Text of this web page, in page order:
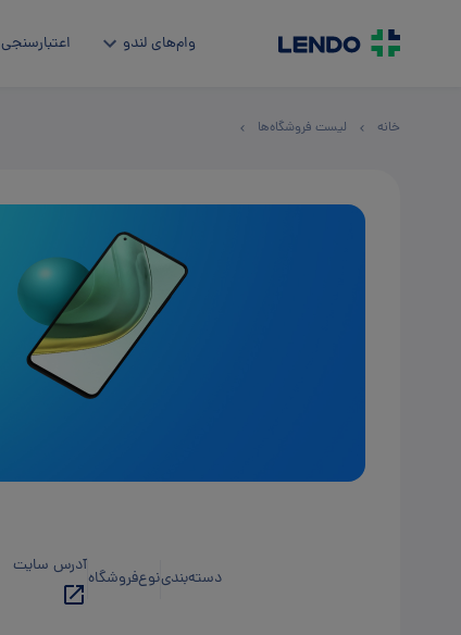
وام‌های لندو اعتبارسنجی
خانه لیست فروشگاه‌ها
دسته‌بندینوع‌فروشگاه
آدرس سایت